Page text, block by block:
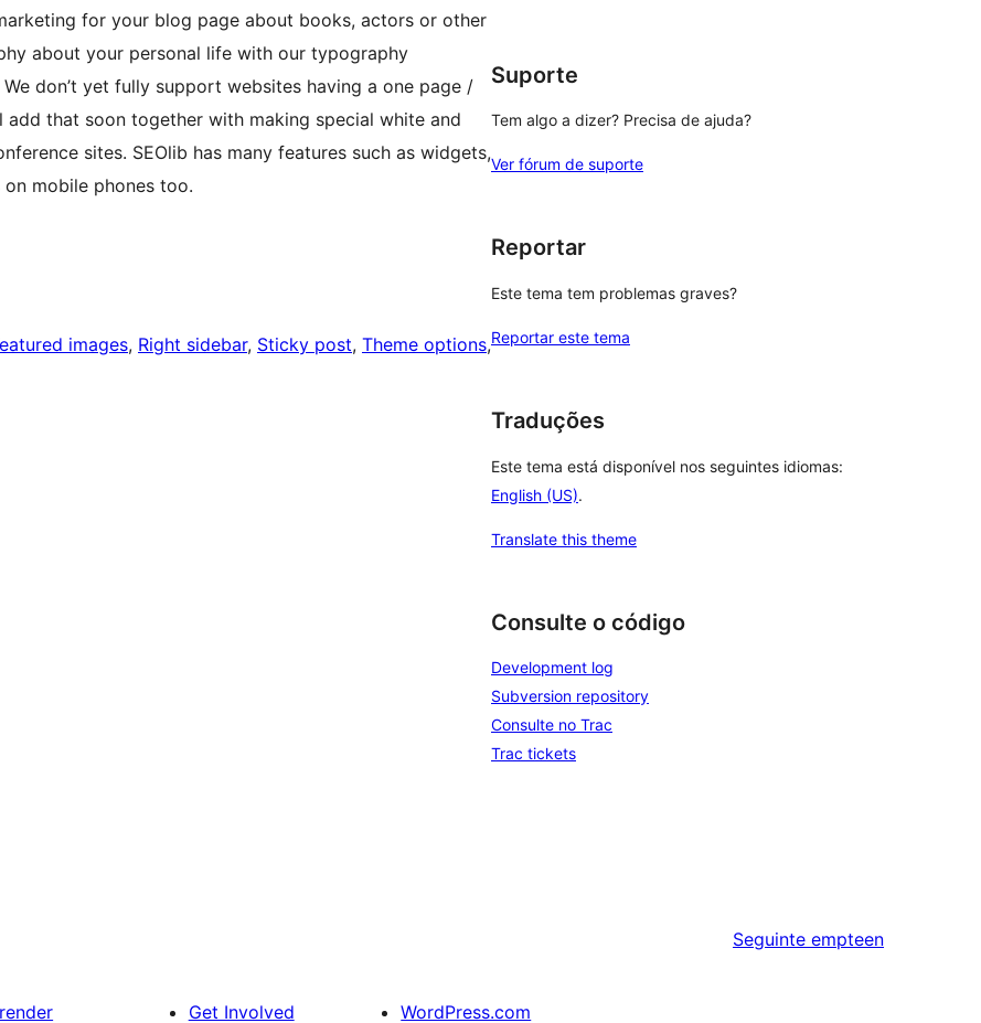
for your blog page about books, actors or other
about your personal life with our typography
don’t yet fully support websites having a one page /
that soon together with making special white and
sites. SEOlib has many features such as widgets,
mobile phones too.
images, Right sidebar, Sticky post, Theme options ,
Suporte
Tem algo a dizer? Precisa de ajuda?
Ver fórum de suporte
Reportar
Este tema tem problemas graves?
Reportar este tema
Traduções
Este tema está disponível nos seguintes idiomas:
English (US).
Translate this theme
Consulte o código
Development log
Subversion repository
Consulte no Trac
Trac tickets
Seguinte empteen
Get Involved WordPress.com